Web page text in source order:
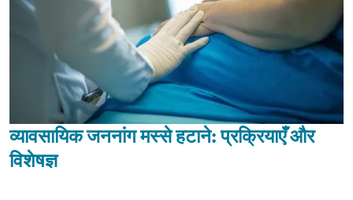
व्यावसायिक जननांग मस्से हटाने: प्रक्रियाएँ और
विशेषज्ञ